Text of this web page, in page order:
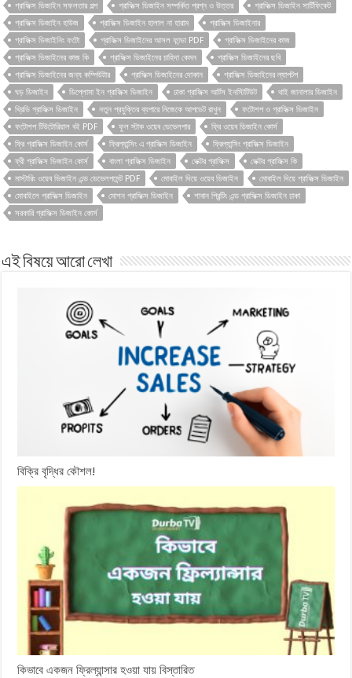
গ্রাফিক্স ডিজাইন সফলতার গল্প
গ্রাফিক্স ডিজাইন সম্পর্কিত প্রশ্ন ও উত্তর
গ্রাফিক্স ডিজাইন সার্টিফিকেট
গ্রাফিক্স ডিজাইন হাউজ
গ্রাফিক্স ডিজাইন হালাল না হারাম
গ্রাফিক্স ডিজাইনার
গ্রাফিক্স ডিজাইনিং ফটো
গ্রাফিক্স ডিজাইনের আসল ফান্ডা PDF
গ্রাফিক্স ডিজাইনের কাজ
গ্রাফিক্স ডিজাইনের কাজ কি
গ্রাফিক্স ডিজাইনের চাহিদা কেমন
গ্রাফিক্স ডিজাইনের ছবি
গ্রাফিক্স ডিজাইনের জন্য কম্পিউটার
গ্রাফিক্স ডিজাইনের দোকান
গ্রাফিক্স ডিজাইনের ল্যাপটপ
ঘড় ডিজাইন
ডিপ্লোমা ইন গ্রাফিক্স ডিজাইন ঢাকা গ্রাফিক্স আর্টস ইনস্টিটিউট
থাই জানালার ডিজাইন
থ্রিডি গ্রাফিক্স ডিজাইন
নতুন প্রযুক্তির ব্যপারে নিজেকে আপডেট রাখুন
ফটোশপ ও গ্রাফিক্স ডিজাইন
ফটোশপ টিউটোরিয়াল বই PDF
ফুল স্টাক ওয়েব ডেভেলপার
ফ্রি ওয়েব ডিজাইন কোর্স
ফ্রি গ্রাফিক্স ডিজাইন কোর্স
ফ্রিল্যান্সিং এ গ্রাফিক্স ডিজাইন
ফ্রিল্যান্সিং গ্রাফিক্স ডিজাইন
ফ্রী গ্রাফিক্স ডিজাইন কোর্স
বাংলা গ্রাফিক্স ডিজাইন ভেক্টর গ্রাফিক্স
ভেক্টর গ্রাফিক্স কি
মাস্টারিং ওয়েব ডিজাইন এন্ড ডেভেলপমেন্ট PDF
মোবাইল দিয়ে ওয়েব ডিজাইন
মোবাইল দিয়ে গ্রাফিক্স ডিজাইন
মোবাইলে গ্রাফিক্স ডিজাইন
মোশন গ্রাফিক্স ডিজাইন
শাবান প্রিন্টিং এন্ড গ্রাফিক্স ডিজাইন ঢাকা
সরকারি গ্রাফিক্স ডিজাইন কোর্স
এই বিষয়ে আরো লেখা
বিক্রি বৃদ্ধির কৌশল!
কিভাবে একজন ফ্রিল্যান্সার হওয়া যায় বিস্তারিত